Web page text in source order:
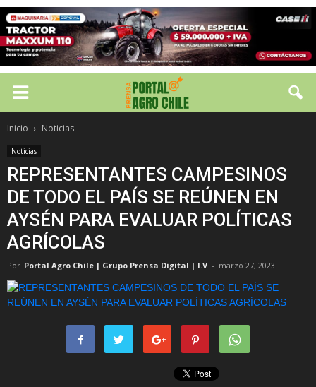
Inicio Noticias
Noticias
REPRESENTANTES CAMPESINOS
DE TODO EL PAÍS SE REÚNEN EN
AYSÉN PARA EVALUAR POLÍTICAS
AGRÍCOLAS
Por Portal Agro Chile | Grupo Prensa Digital | I.V - marzo 27, 2023